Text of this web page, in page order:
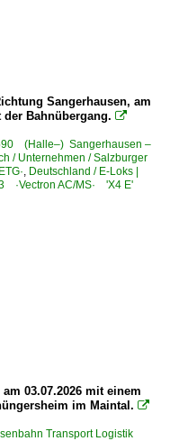
Bahnhöfe)
Kunstbauten
Sangerhausen, am
Bahnübergang. 
(Halle–) Sangerhausen –
/ Unternehmen / Salzburger
, Deutschland / E-Loks |
·Vectron AC/MS· 'X4 E'
03.07.2026 mit einem
im Maintal. 
Transport Logistik